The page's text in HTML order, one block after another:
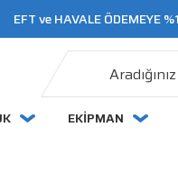
ve HAVALE ÖDEMEYE
EKİPMAN